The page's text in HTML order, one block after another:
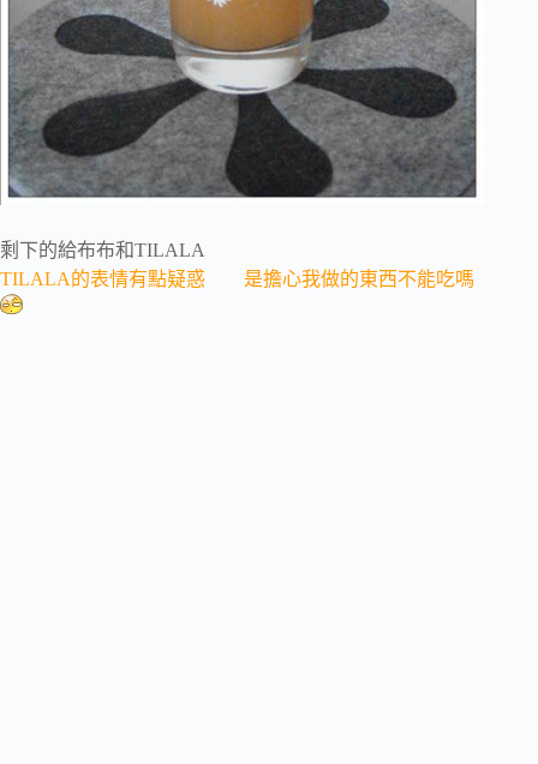
剩下的給布布和TILALA
TILALA的表情有點疑惑 是擔心我做的東西不能吃嗎